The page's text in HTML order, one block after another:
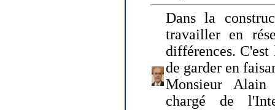
Dans la
travailler en
différences.
de garder en
Monsieur Alain
chargé de